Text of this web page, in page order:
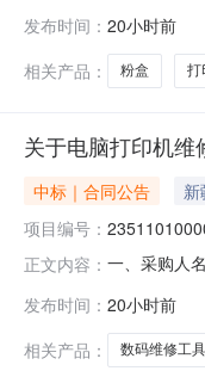
区划编码
发布时间： 20小时前
相关产品：
粉盒 打
关于电脑打印机
中标｜合同公告
项目编号：
正文内容： 一、采购人
个
发布时间： 20小时前
相关产品：
数码维修工具